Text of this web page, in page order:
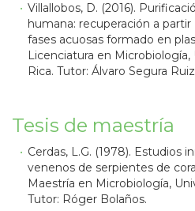
Villallobos, D. (2016).
humana: recuperación a
fases acuosas formado en
Licenciatura en Microbiología,
Rica. Tutor: Álvaro Segura
Tesis de maestría
Cerdas, L.G. (1978). Estudios
venenos de serpientes de
Maestría en Microbiología,
Tutor: Róger Bolaños.